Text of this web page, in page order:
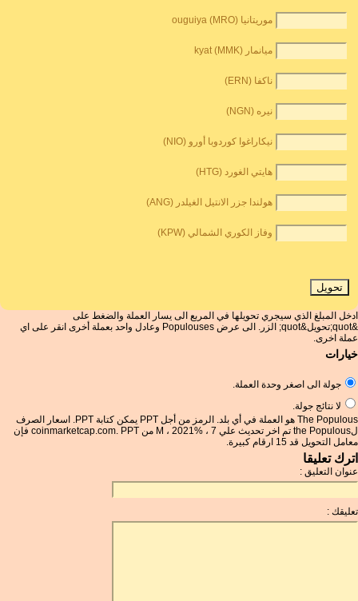
موريتانيا ouguiya (MRO)
ميانمار kyat (MMK)
ناكفا (ERN)
نيره (NGN)
نيكاراغوا كوردوبا أورو (NIO)
هايتي الغورد (HTG)
هولندا جزر الانتيل الغيلدر (ANG)
وفاز الكوري الشمالي (KPW)
ادخل المبلغ الذي سيجري تحويلها في المربع الى يسار العملة والضغط على
&quot;تحويل&quot; الزر. الى عرض Populouses وعادل واحد بعملة أخرى انقر على اي
عملة اخرى.
خيارات
جولة الى اصغر وحدة العملة.
لا نتائج جولة.
The Populous هو العملة في أي بلد. الرمز من أجل PPT يمكن كتابة PPT. اسعار الصرف
لthe Populous تم اخر تحديث علي 7 ، %M ، 2021 من coinmarketcap.com. PPT فإن
معامل التحويل قد 15 ارقام كبيرة.
اترك تعليقا
عنوان التعليق :
تعليقك :